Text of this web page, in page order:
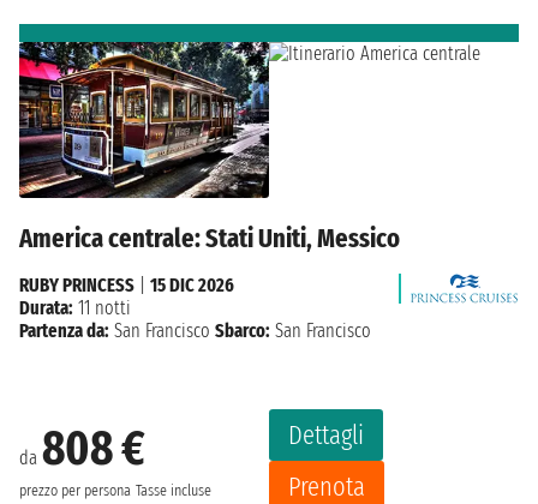
America centrale: Stati Uniti, Messico
da 808 €
prezzo per persona Tasse incluse
Dettagli
Prenota
RUBY PRINCESS
15 DIC 2026
Durata: 11 notti
Partenza da: San Francisco Sbarco: San Francisco